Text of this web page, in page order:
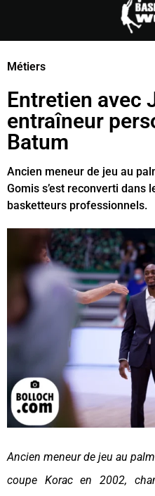
Métiers
Entretien avec
entraîneur
Batum
Ancien meneur de jeu au
Gomis s’est reconverti dans
basketteurs professionnels.
Ancien meneur de jeu au
coupe Korac en 2002,